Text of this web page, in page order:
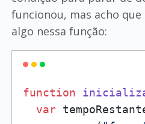
funcionou, mas acho
algo nessa função:
function
var